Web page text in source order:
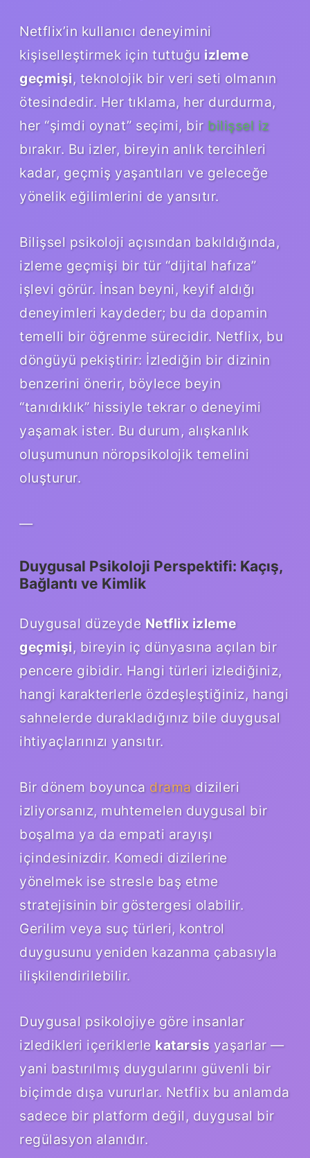
Netflix’in kullanıcı deneyimini
kişiselleştirmek için tuttuğu izleme
geçmişi, teknolojik bir veri seti olmanın
ötesindedir. Her tıklama, her durdurma,
her “şimdi oynat” seçimi, bir bilişsel iz
bırakır. Bu izler, bireyin anlık tercihleri
kadar, geçmiş yaşantıları ve geleceğe
yönelik eğilimlerini de yansıtır.
Bilişsel psikoloji açısından bakıldığında,
izleme geçmişi bir tür “dijital hafıza”
işlevi görür. İnsan beyni, keyif aldığı
deneyimleri kaydeder; bu da dopamin
temelli bir öğrenme sürecidir. Netflix, bu
döngüyü pekiştirir: İzlediğin bir dizinin
benzerini önerir, böylece beyin
“tanıdıklık” hissiyle tekrar o deneyimi
yaşamak ister. Bu durum, alışkanlık
oluşumunun nöropsikolojik temelini
oluşturur.
—
Duygusal Psikoloji Perspektifi: Kaçış,
Bağlantı ve Kimlik
Duygusal düzeyde Netflix izleme
geçmişi, bireyin iç dünyasına açılan bir
pencere gibidir. Hangi türleri izlediğiniz,
hangi karakterlerle özdeşleştiğiniz, hangi
sahnelerde durakladığınız bile duygusal
ihtiyaçlarınızı yansıtır.
Bir dönem boyunca drama dizileri
izliyorsanız, muhtemelen duygusal bir
boşalma ya da empati arayışı
içindesinizdir. Komedi dizilerine
yönelmek ise stresle baş etme
stratejisinin bir göstergesi olabilir.
Gerilim veya suç türleri, kontrol
duygusunu yeniden kazanma çabasıyla
ilişkilendirilebilir.
Duygusal psikolojiye göre insanlar
izledikleri içeriklerle katarsisyaşarlar —
yani bastırılmış duygularını güvenli bir
biçimde dışa vururlar. Netflix bu anlamda
sadece bir platform değil, duygusal bir
regülasyon alanıdır.